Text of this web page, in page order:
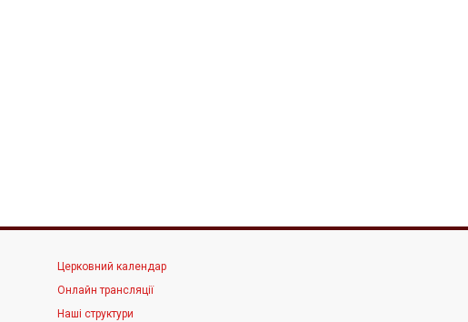
Церковний календар
Онлайн трансляції
Наші структури